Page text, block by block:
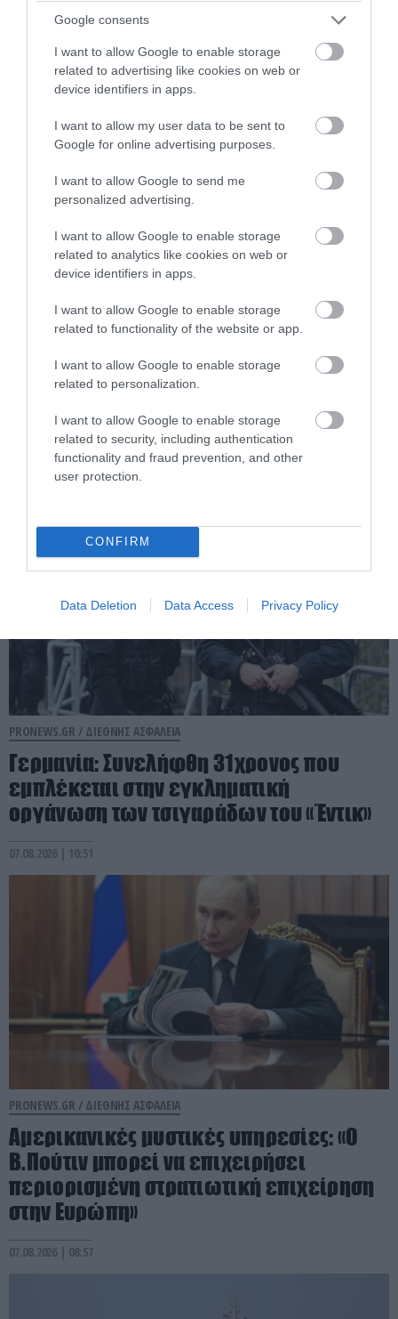
Google consents
I want to allow Google to enable storage
related to advertising like cookies on web or
device identifiers in apps.
I want to allow my user data to be sent to
Google for online advertising purposes.
I want to allow Google to send me
personalized advertising.
I want to allow Google to enable storage
related to analytics like cookies on web or
device identifiers in apps.
I want to allow Google to enable storage
related to functionality of the website or app.
I want to allow Google to enable storage
related to personalization.
I want to allow Google to enable storage
related to security, including authentication
functionality and fraud prevention, and other
user protection.
CONFIRM
Data Deletion Data Access Privacy Policy
«ισλαμικό ΝΑΤΟ» με εγγύηση 120
07.08.2026 | 17:34
PRONEWS.GR /ΔΙΕΘΝΗΣ ΑΣΦΑΛΕΙΑ
Δεν είναι μόνο το Μαρόκο: Ποια χώρα
μετέφερε 2.000 παράνομους
αλλοδαπούς και με ναρκωτικά στην
Ισπανία (βίντεο)
07.08.2026 | 16:12
PRONEWS.GR / ΔΙΕΘΝΗΣ ΑΣΦΑΛΕΙΑ
Γερμανία: Συνελήφθη 31χρονος που
εμπλέκεται στην εγκληματική
οργάνωση των τσιγαράδων του «Έντικ»
07.08.2026 | 10:51
PRONEWS.GR / ΔΙΕΘΝΗΣ ΑΣΦΑΛΕΙΑ
Αμερικανικές μυστικές υπηρεσίες: «Ο
Β.Πούτιν μπορεί να επιχειρήσει
περιορισμένη στρατιωτική επιχείρηση
στην Ευρώπη»
07.08.2026 | 08:57